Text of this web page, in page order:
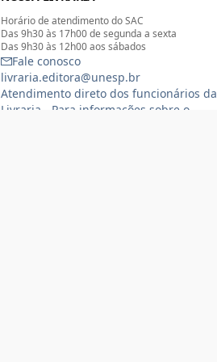
Horário de atendimento do SAC
Das 9h30 às 17h00 de segunda a sexta
Das 9h30 às 12h00 aos sábados
Fale conosco
livraria.editora@unesp.br
Atendimento direto dos funcionários da
Livraria - Para informações sobre o